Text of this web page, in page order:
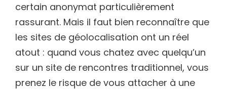
certain anonymat particulièrement
rassurant. Mais il faut bien reconnaître que
les sites de géolocalisation ont un réel
atout : quand vous chatez avec quelqu’un
sur un site de rencontres traditionnel, vous
prenez le risque de vous attacher à une